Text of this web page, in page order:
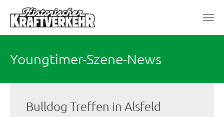
Youngtimer-Szene-News
Bulldog Treffen in Alsfeld